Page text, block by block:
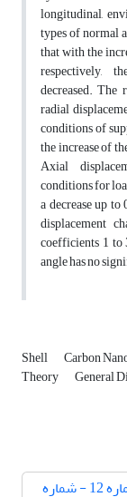
longitudinal,
types of normal
that with the
respectively,
decreased. The
radial
conditions of
the increase of
Axial
conditions for
a decrease up
displacement
coefficients 1 to
angle has no
Shell Carbon
Theory General
دوره 11، شماره 12 - شماره